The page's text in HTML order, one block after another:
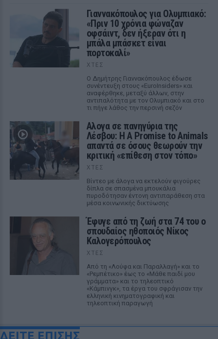
Γιαννακόπουλος για Ολυμπιακό:
«Πριν 10 χρόνια φώναζαν
οφσάιντ, δεν ήξεραν ότι η
μπάλα μπάσκετ είναι
πορτοκαλί»
ΧΤΕΣ
Ο Δημήτρης Γιαννακόπουλος έδωσε
συνέντευξη στους «EuroInsiders» και
αναφέρθηκε, μεταξύ άλλων, στην
αντιπαλότητα με τον Ολυμπιακό και στο
τι πήγε λάθος την περσινή σεζόν
Αλογα σε πανηγύρια της
Λέσβου: Η A Promise to Animals
απαντά σε όσους θεωρούν την
κριτική «επίθεση στον τόπο»
ΧΤΕΣ
Βίντεο με άλογα να εκτελούν φιγούρες
δίπλα σε σπασμένα μπουκάλια
πυροδότησαν έντονη αντιπαράθεση στα
μέσα κοινωνικής δικτύωσης
Έφυγε από τη ζωή στα 74 του ο
σπουδαίος ηθοποιός Νίκος
Καλογερόπουλος
ΧΤΕΣ
Από τη «Λούφα και Παραλλαγή» και το
«Ρεμπέτικο» έως το «Μάθε παιδί μου
γράμματα» και το τηλεοπτικό
«Κάμπινγκ», τα έργα του σφράγισαν την
ελληνική κινηματογραφική και
τηλεοπτική παραγωγή
ΔΕΙΤΕ ΕΠΙΣΗΣ